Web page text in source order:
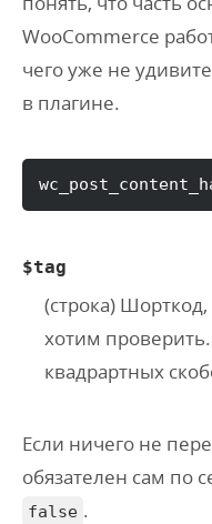
WooCommerce
чего уже не
в плагине.
$tag
(строка)
хотим
квадрартных
Если ничего не
обязателен сам по
false .